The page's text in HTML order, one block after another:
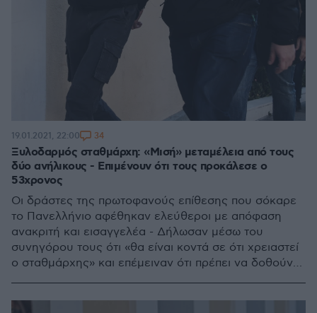
Ξυλοδαρμός σταθμάρχη: «Μισή» μεταμέλεια από τους
δύο ανήλικους - Επιμένουν ότι τους προκάλεσε ο
53χρονος
Οι δράστες της πρωτοφανούς επίθεσης που σόκαρε
το Πανελλήνιο αφέθηκαν ελεύθεροι με απόφαση
ανακριτή και εισαγγελέα - Δήλωσαν μέσω του
συνηγόρου τους ότι «θα είναι κοντά σε ότι χρειαστεί
ο σταθμάρχης» και επέμειναν ότι πρέπει να δοθούν
19.01.2021, 22:00 34